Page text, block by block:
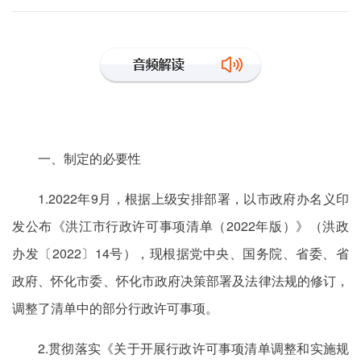
一、制定的必要性
1.2022年9月，根据上级安排部署，以市政府办名义印
发公布《洪江市行政许可事项清单（2022年版）》（洪政
办发〔2022〕14号），现根据党中央、国务院、省委、省
政府、怀化市委、怀化市政府决策部署及法律法规的修订，
调整了清单中的部分行政许可事项。
2.贯彻落实《关于开展行政许可事项清单调整和实施规